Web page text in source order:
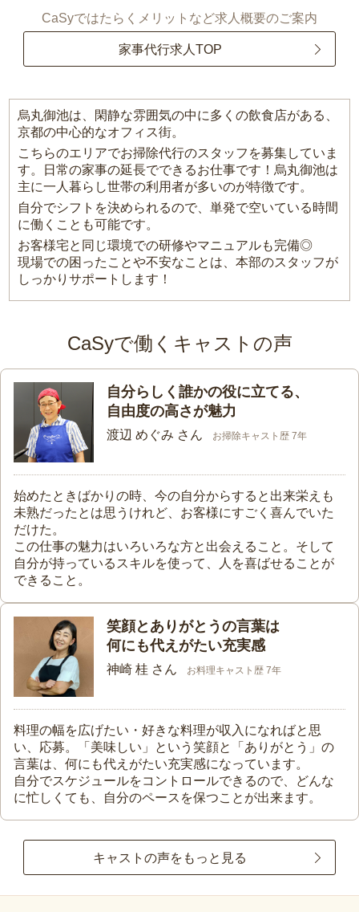
CaSyではたらくメリットなど求人概要のご案内
家事代行求人TOP
烏丸御池は、閑静な雰囲気の中に多くの飲食店がある、
京都の中心的なオフィス街。
こちらのエリアでお掃除代行のスタッフを募集していま
す。日常の家事の延長でできるお仕事です！烏丸御池は
主に一人暮らし世帯の利用者が多いのが特徴です。
自分でシフトを決められるので、単発で空いている時間
に働くことも可能です。
お客様宅と同じ環境での研修やマニュアルも完備◎
現場での困ったことや不安なことは、本部のスタッフが
しっかりサポートします！
CaSyで働くキャストの声
自分らしく誰かの役に立てる、
自由度の高さが魅力
渡辺 めぐみ さん お掃除キャスト歴 7年
始めたときばかりの時、今の自分からすると出来栄えも
未熟だったとは思うけれど、お客様にすごく喜んでいた
だけた。
この仕事の魅力はいろいろな方と出会えること。そして
自分が持っているスキルを使って、人を喜ばせることが
できること。
笑顔とありがとうの言葉は
何にも代えがたい充実感
神崎 桂 さん お料理キャスト歴 7年
料理の幅を広げたい・好きな料理が収入になればと思
い、応募。「美味しい」という笑顔と「ありがとう」の
言葉は、何にも代えがたい充実感になっています。
自分でスケジュールをコントロールできるので、どんな
に忙しくても、自分のペースを保つことが出来ます。
キャストの声をもっと見る